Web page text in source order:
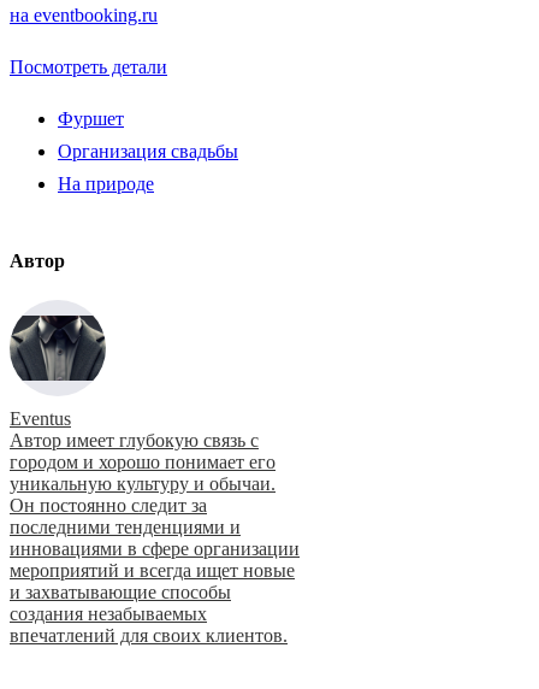
на eventbooking.ru
Посмотреть детали
Фуршет
Организация свадьбы
На природе
Автор
Eventus
Автор имеет глубокую связь с
городом и хорошо понимает его
уникальную культуру и обычаи.
Он постоянно следит за
последними тенденциями и
инновациями в сфере организации
мероприятий и всегда ищет новые
и захватывающие способы
создания незабываемых
впечатлений для своих клиентов.